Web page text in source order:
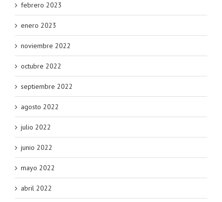
febrero 2023
enero 2023
noviembre 2022
octubre 2022
septiembre 2022
agosto 2022
julio 2022
junio 2022
mayo 2022
abril 2022